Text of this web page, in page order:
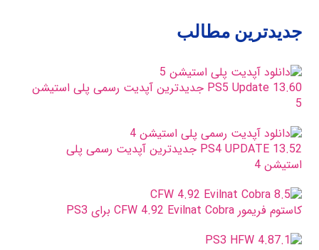
جدیدترین مطالب
PS5 Update 13.60 جدیدترین آپدیت رسمی پلی استیشن
5
PS4 UPDATE 13.52 جدیدترین آپدیت رسمی پلی
استیشن 4
کاستوم فریمور CFW 4.92 Evilnat Cobra برای PS3